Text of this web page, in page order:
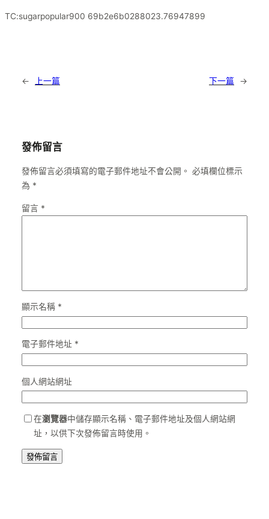
TC:sugarpopular900 69b2e6b0288023.76947899
← 上一篇 下一篇 →
發佈留言
發佈留言必須填寫的電子郵件地址不會公開。 必填欄位標示
為 *
留言 *
顯示名稱 *
電子郵件地址 *
個人網站網址
在瀏覽器中儲存顯示名稱、電子郵件地址及個人網站網
址，以供下次發佈留言時使用。